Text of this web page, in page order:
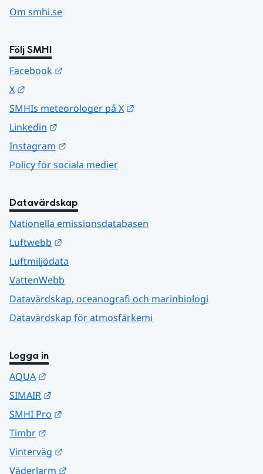
Om smhi.se
Följ SMHI
Facebook
X
SMHIs meteorologer på X
Linkedin
Instagram
Policy för sociala medier
Datavärdskap
Nationella emissionsdatabasen
Luftwebb
Luftmiljödata
VattenWebb
Datavärdskap, oceanografi och marinbiologi
Datavärdskap för atmosfärkemi
Logga in
AQUA
SIMAIR
SMHI Pro
Timbr
Vinterväg
Väderlarm